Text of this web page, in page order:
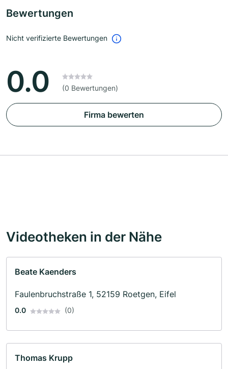
Bewertungen
Nicht verifizierte Bewertungen
0.0 (0 Bewertungen)
Firma bewerten
Videotheken in der Nähe
Beate Kaenders
Faulenbruchstraße 1, 52159 Roetgen, Eifel
0.0 (0)
Thomas Krupp